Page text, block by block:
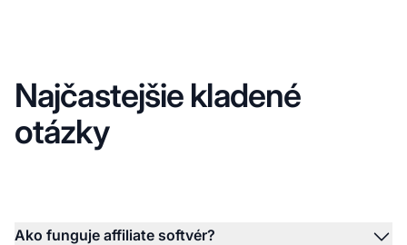
Najčastejšie kladené
otázky
Ako funguje affiliate softvér?